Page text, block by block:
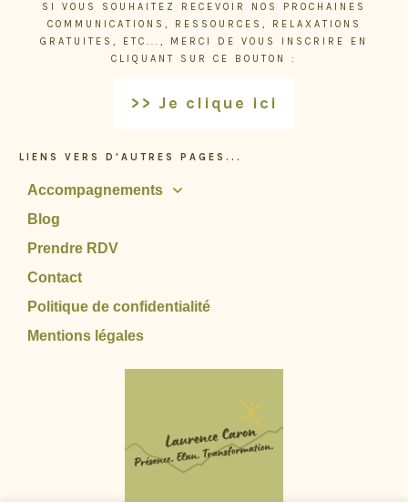
LIENS VERS D'AUTRES PAGES...
Accompagnements
Blog
Prendre RDV
Contact
Politique de confidentialité
Mentions légales
SI VOUS SOUHAITEZ RECEVOIR NOS PROCHAINES
COMMUNICATIONS, RESSOURCES, RELAXATIONS
GRATUITES, ETC..., MERCI DE VOUS INSCRIRE EN
CLIQUANT SUR CE BOUTON :
>> Je clique ici